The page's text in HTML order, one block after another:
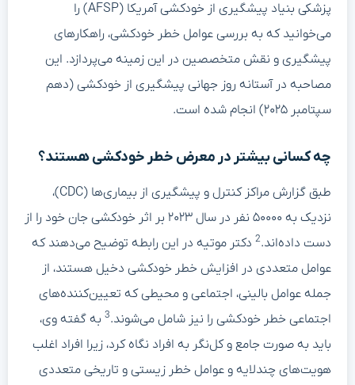
پزشکی بنیاد پیشگیری از خودکشی آمریکا (AFSP) را
می‌خوانید که به بررسی عوامل خطر خودکشی، راهکارهای
پیشگیری و نقش متخصصین در این زمینه می‌پردازد. این
مصاحبه در آستانه روز جهانی پیشگیری از خودکشی (دهم
سپتامبر ۲۰۲۵) انجام شده است.
چه کسانی بیشتر در معرض خطر خودکشی هستند؟
طبق گزارش مراکز کنترل و پیشگیری از بیماری‌ها (CDC)،
نزدیک به ۵۰۰۰۰ نفر در سال ۲۰۲۳ بر اثر خودکشی جان خود را از
دست داده‌اند.2 دکتر موتیه در این رابطه توضیح می‌دهند که
عوامل متعددی در افزایش خطر خودکشی دخیل هستند، از
جمله عوامل بالینی، اجتماعی و محیطی که تعیین‌کننده‌های
اجتماعی خطر خودکشی را نیز شامل می‌شوند.3 به گفته وی،
باید به صورت جامع و کل‌نگر به افراد نگاه کرد، زیرا افراد اغلب
هویت‌های چندلایه و عوامل خطر زیستی و تاریخی متعددی